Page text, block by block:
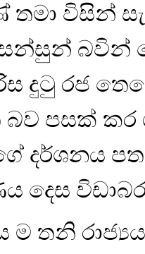
තමා විසින්
සන්සුන්
දුටු රජ
පසක් කර
දර්ශනය
දෙස
ම තනි